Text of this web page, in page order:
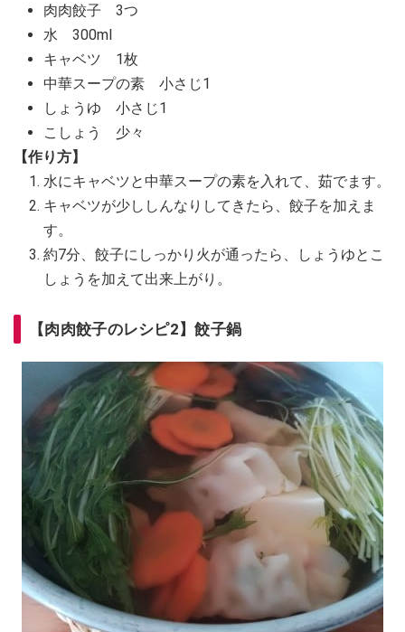
肉肉餃子 3つ
水 300ml
キャベツ 1枚
中華スープの素 小さじ1
しょうゆ 小さじ1
こしょう 少々
【作り方】
水にキャベツと中華スープの素を入れて、茹でます。
キャベツが少ししんなりしてきたら、餃子を加えま
す。
約7分、餃子にしっかり火が通ったら、しょうゆとこ
しょうを加えて出来上がり。
【肉肉餃子のレシピ2】餃子鍋